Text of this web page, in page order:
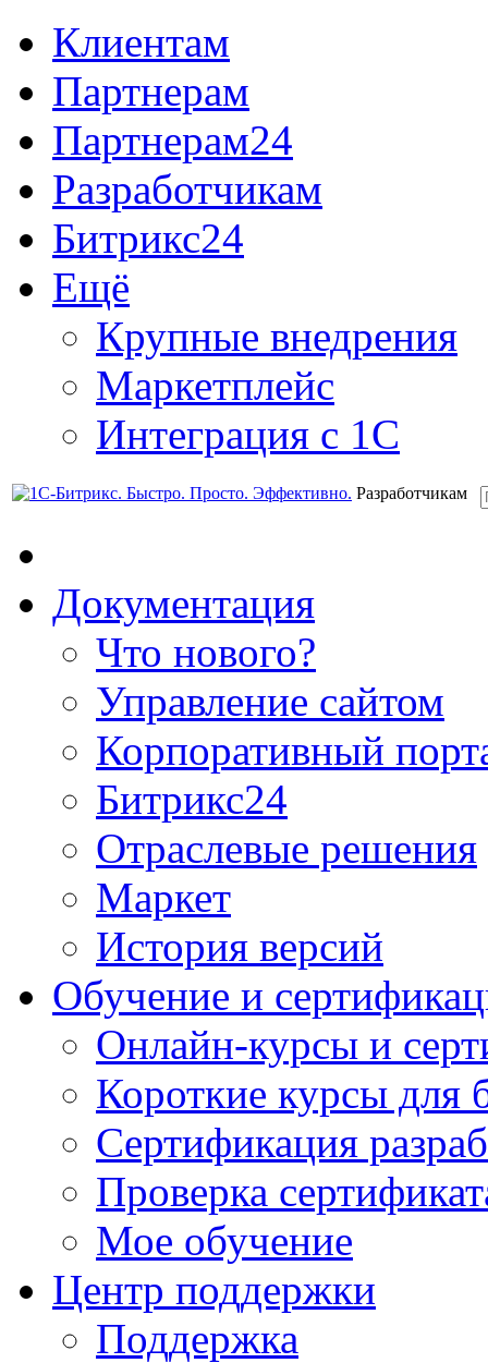
Клиентам
Партнерам
Партнерам24
Разработчикам
Битрикс24
Ещё
Крупные внедрения
Маркетплейс
Интеграция с 1С
Разработчикам
Документация
Что нового?
Управление сайтом
Корпоративный
Битрикс24
Отраслевые решения
Маркет
История версий
Обучение и
Онлайн-курсы и
Короткие курсы для
Сертификация
Проверка
Мое обучение
Центр поддержки
Поддержка